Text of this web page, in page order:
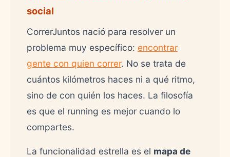
social
CorrerJuntos nació para resolver un
problema muy específico: encontrar
gente con quien correr. No se trata de
cuántos kilómetros haces ni a qué ritmo,
sino de con quién los haces. La filosofía
es que el running es mejor cuando lo
compartes.
La funcionalidad estrella es el mapa de